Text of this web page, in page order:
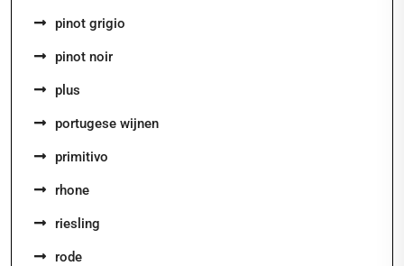
pinot grigio
pinot noir
plus
portugese wijnen
primitivo
rhone
riesling
rode